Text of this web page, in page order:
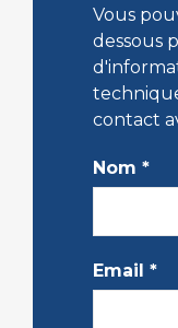
Vous
dessous
contact
Nom *
Email *